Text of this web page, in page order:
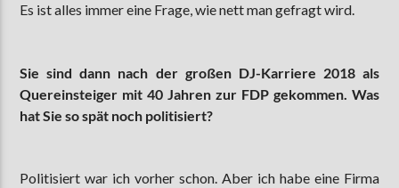
Es ist alles immer eine Frage, wie nett man gefragt wird.
Sie sind dann nach der großen DJ-Karriere 2018 als
Quereinsteiger mit 40 Jahren zur FDP gekommen. Was
hat Sie so spät noch politisiert?
Politisiert war ich vorher schon. Aber ich habe eine Firma